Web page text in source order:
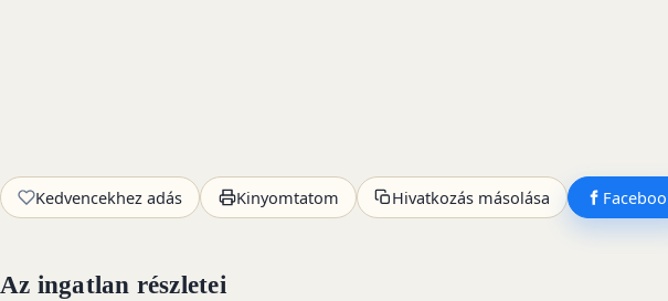
Kedvencekhez adás Kinyomtatom Hivatkozás másolása
Az ingatlan részletei